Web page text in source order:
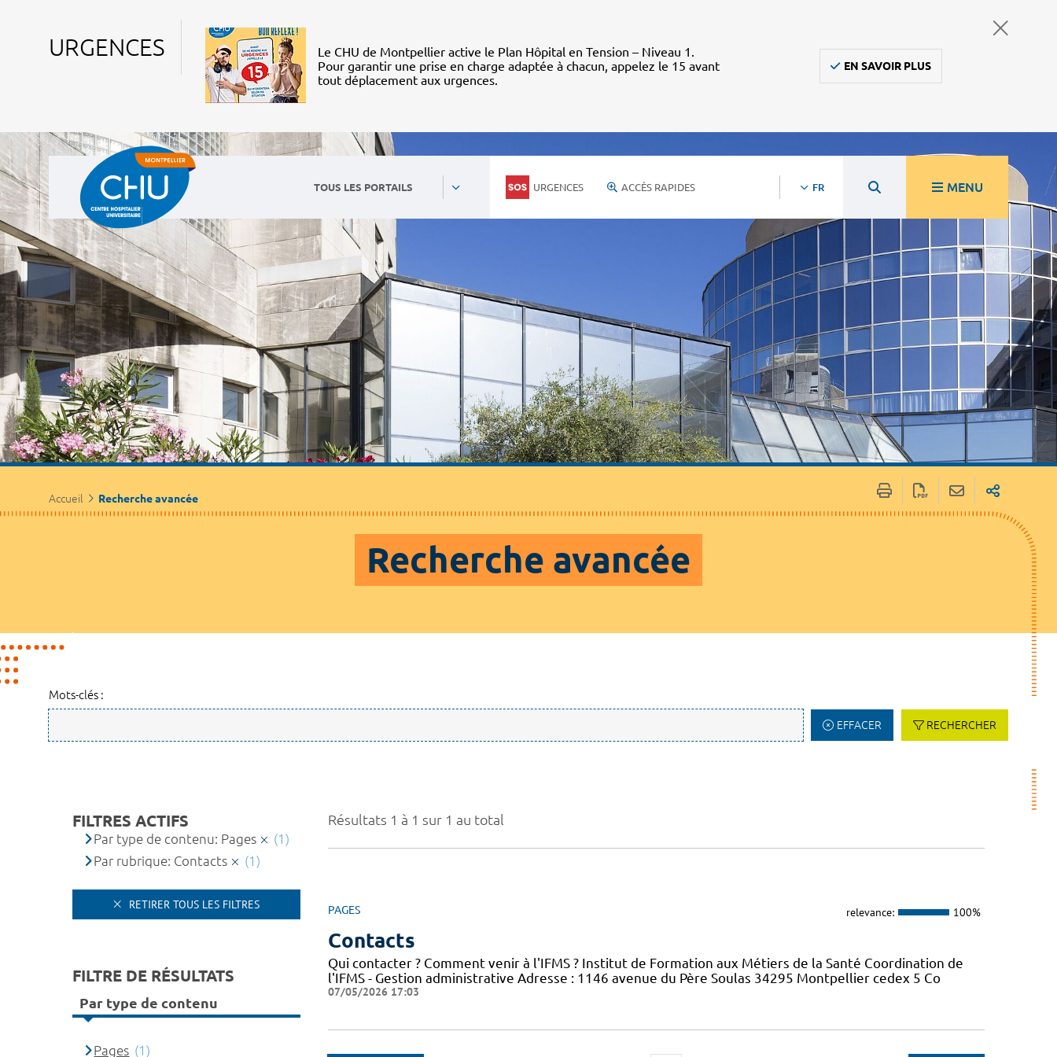
URGENCES
Le CHU de Montpellier active le Plan Hôpital en Tension – Niveau 1.
Pour garantir une prise en charge adaptée à chacun, appelez le 15 avant
tout déplacement aux urgences.
EN SAVOIR PLUS
TOUS LES PORTAILS URGENCES ACCÈS RAPIDES FR MENU
Accueil Recherche avancée
Recherche avancée
Mots-clés :
EFFACER RECHERCHER
Résultats 1 à 1 sur 1 au total
PAGES relevance: 100%
Contacts
Qui contacter ? Comment venir à l'IFMS ? Institut de Formation aux Métiers de la Santé Coordination de
l'IFMS - Gestion administrative Adresse : 1146 avenue du Père Soulas 34295 Montpellier cedex 5 Co
07/05/2026 17:03
FILTRES ACTIFS
Par type de contenu: Pages
(1)
Par rubrique: Contacts
(1)
RETIRER TOUS LES FILTRES
FILTRE DE RÉSULTATS
Par type de contenu
Pages (1)